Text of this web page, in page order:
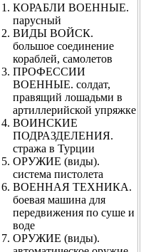
КОРАБЛИ ВОЕННЫЕ.
парусный
ВИДЫ ВОЙСК.
большое соединение
кораблей, самолетов
ПРОФЕССИИ
ВОЕННЫЕ. солдат,
правящий лошадьми в
артиллерийской упряжке
ВОИНСКИЕ
ПОДРАЗДЕЛЕНИЯ.
стража в Турции
ОРУЖИЕ (виды).
система пистолета
ВОЕННАЯ ТЕХНИКА.
боевая машина для
передвижения по суше и
воде
ОРУЖИЕ (виды).